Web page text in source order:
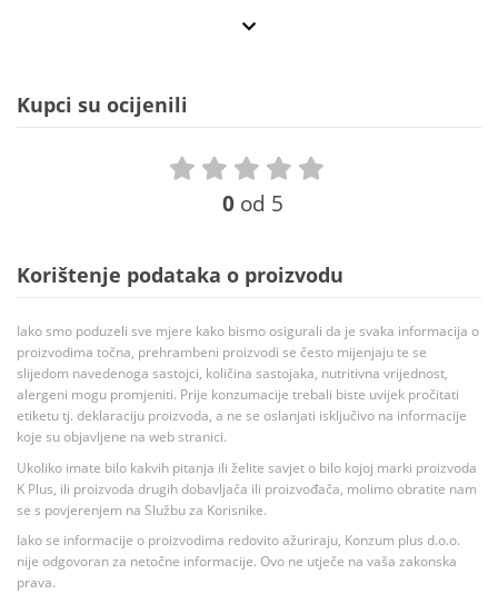
Kupci su ocijenili
0 od 5
Korištenje podataka o proizvodu
Iako smo poduzeli sve mjere kako bismo osigurali da je svaka informacija o
proizvodima točna, prehrambeni proizvodi se često mijenjaju te se
slijedom navedenoga sastojci, količina sastojaka, nutritivna vrijednost,
alergeni mogu promjeniti. Prije konzumacije trebali biste uvijek pročitati
etiketu tj. deklaraciju proizvoda, a ne se oslanjati isključivo na informacije
koje su objavljene na web stranici.
Ukoliko imate bilo kakvih pitanja ili želite savjet o bilo kojoj marki proizvoda
K Plus, ili proizvoda drugih dobavljača ili proizvođača, molimo obratite nam
se s povjerenjem na Službu za Korisnike.
Iako se informacije o proizvodima redovito ažuriraju, Konzum plus d.o.o.
nije odgovoran za netočne informacije. Ovo ne utječe na vaša zakonska
prava.